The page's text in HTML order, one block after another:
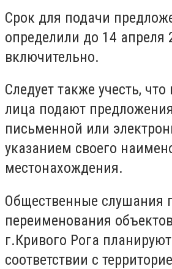
Срок для подачи
определили до 14 апреля
включительно.
Следует также учесть,
лица подают
письменной или
указанием своего
местонахождения.
Общественные слушания
переименования
г.Кривого Рога
соответствии с